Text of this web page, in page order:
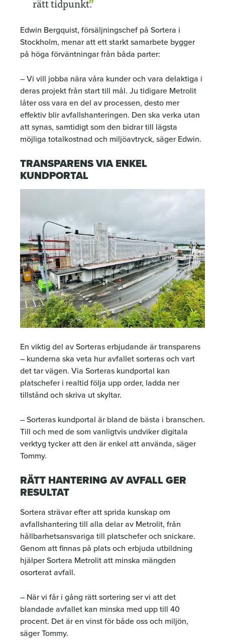
Edwin Bergquist, försäljningschef på Sortera i
Stockholm, menar att ett starkt samarbete bygger
på höga förväntningar från båda parter:
– Vi vill jobba nära våra kunder och vara delaktiga i
deras projekt från start till mål. Ju tidigare Metrolit
låter oss vara en del av processen, desto mer
effektiv blir avfallshanteringen. Den ska verka utan
att synas, samtidigt som den bidrar till lägsta
möjliga totalkostnad och miljöavtryck, säger Edwin.
TRANSPARENS VIA ENKEL
KUNDPORTAL
En viktig del av Sorteras erbjudande är transparens
– kunderna ska veta hur avfallet sorteras och vart
det tar vägen. Via Sorteras kundportal kan
platschefer i realtid följa upp order, ladda ner
tillstånd och skriva ut skyltar.
– Sorteras kundportal är bland de bästa i branschen.
Till och med de som vanligtvis undviker digitala
verktyg tycker att den är enkel att använda, säger
Tommy.
RÄTT HANTERING AV AVFALL GER
RESULTAT
Sortera strävar efter att sprida kunskap om
avfallshantering till alla delar av Metrolit, från
hållbarhetsansvariga till platschefer och snickare.
Genom att finnas på plats och erbjuda utbildning
hjälper Sortera Metrolit att minska mängden
osorterat avfall.
– När vi får i gång rätt sortering ser vi att det
blandade avfallet kan minska med upp till 40
procent. Det är en vinst för både oss och miljön,
säger Tommy.